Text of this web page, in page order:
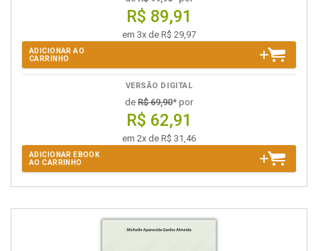
R$ 89,91
em 3x de R$ 29,97
ADICIONAR AO
CARRINHO
VERSÃO DIGITAL
de R$ 69,90* por
R$ 62,91
em 2x de R$ 31,46
ADICIONAR EBOOK
AO CARRINHO